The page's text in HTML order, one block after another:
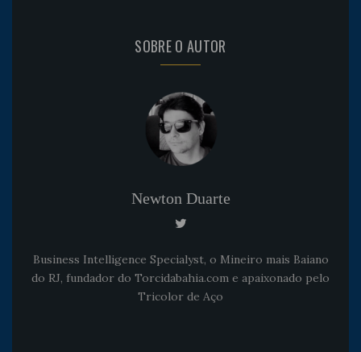
SOBRE O AUTOR
Newton Duarte
Business Intelligence Specialyst, o Mineiro mais Baiano
do RJ, fundador do Torcidabahia.com e apaixonado pelo
Tricolor de Aço